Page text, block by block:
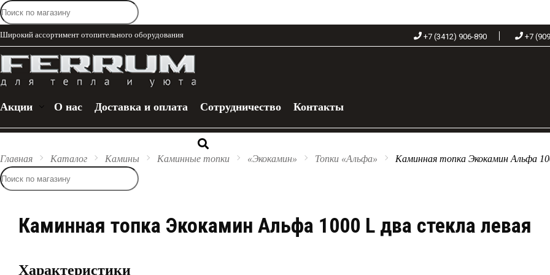
Широкий ассортимент отопительного оборудования +7 (3412) 906-890 +7
Акции О нас Доставка и оплата Сотрудничество Контакты
Главная
Каталог Камины Каминные топки «Экокамин» Топки «Альфа» Каминная топка Экокамин Альфа
Каминная топка Экокамин Альфа 1000 L два стекла левая
Характеристики